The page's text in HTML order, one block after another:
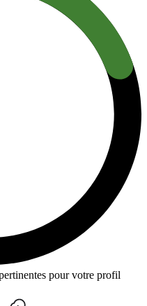
pour votre profil